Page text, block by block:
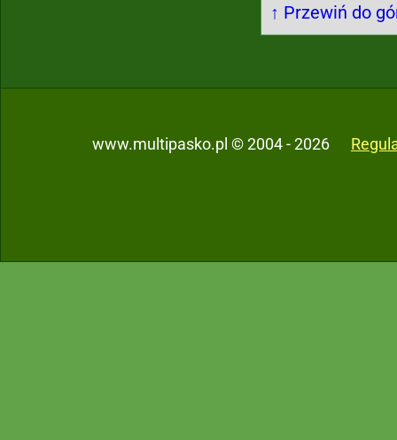
↑ Przewiń do
www.multipasko.pl © 2004 - 2026